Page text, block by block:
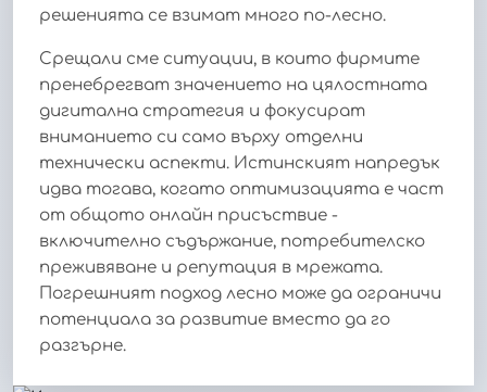
решенията се взимат много по-лесно.
Срещали сме ситуации, в които фирмите
пренебрегват значението на цялостната
дигитална стратегия и фокусират
вниманието си само върху отделни
технически аспекти. Истинският напредък
идва тогава, когато оптимизацията е част
от общото онлайн присъствие -
включително съдържание, потребителско
преживяване и репутация в мрежата.
Погрешният подход лесно може да ограничи
потенциала за развитие вместо да го
разгърне.